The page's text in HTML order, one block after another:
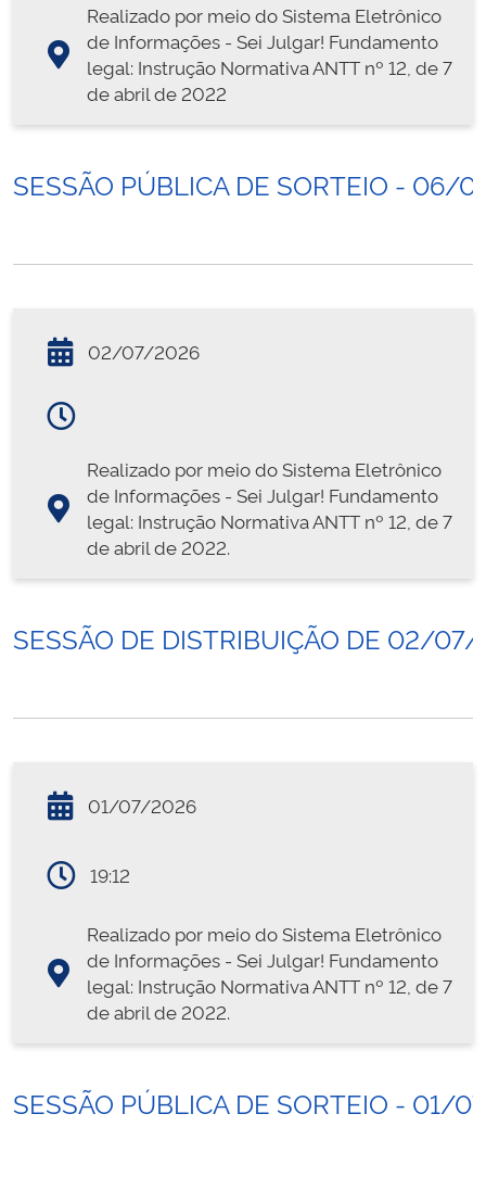
Realizado por meio do Sistema Eletrônico
de Informações - Sei Julgar! Fundamento
legal: Instrução Normativa ANTT nº 12, de 7
de abril de 2022
SESSÃO PÚBLICA DE SORTEIO - 06/
02/07/2026
Realizado por meio do Sistema Eletrônico
de Informações - Sei Julgar! Fundamento
legal: Instrução Normativa ANTT nº 12, de 7
de abril de 2022.
SESSÃO DE DISTRIBUIÇÃO DE 02/
01/07/2026
19:12
Realizado por meio do Sistema Eletrônico
de Informações - Sei Julgar! Fundamento
legal: Instrução Normativa ANTT nº 12, de 7
de abril de 2022.
SESSÃO PÚBLICA DE SORTEIO - 01/